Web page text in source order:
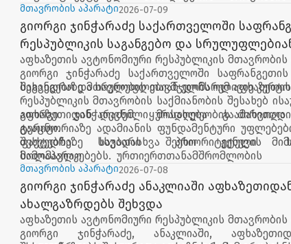
დევნილი მოსახლეობის უსაფრთხო და
გადაადგილებისთვის, განახლდა
დამონტაჟდა ერთი ახალი ლიფტი.
მთავრობის აპარატი2026-07-09
გიორგი ჯინჭარაძე საქართველოში
რესპუბლიკის საგანგებო და
შეხვდა
აფხაზეთის ავტონომიური რესპუბლიკის
გიორგი ჯინჭარაძე საქართველოში
საგანგებო და სრულუფლებიან ელჩს ოლივიე
შეხვედრაზე მთავრობის თავმჯდომარემ
რესპუბლიკის მთავრობის საქმიანობის შესახებ
აფხაზეთიდან დევნილი მოსახლეობის ძირითადი
გააცნო.
გიორგი ჯინჭარაძემ ყურადღება
ტერიტორიაზე ადამიანის ფუნდამენტური
ფაქტებზე. საუბარი შეეხო ჟენევის
მოლაპარაკებებს.
შეხვედრაზე სხვადასხვა პრიორიტეტული
სამომავლო ურთიერთთანამშრომლობის
შესაძლებლობები განიხილეს.
მთავრობის აპარატი2026-07-08
გიორგი ჯინჭარაძე ანაკლიაში
ახალგაზრდებს შეხვდა
აფხაზეთის ავტონომიური რესპუბლიკის
გიორგი ჯინჭარაძე, ანაკლიაში,